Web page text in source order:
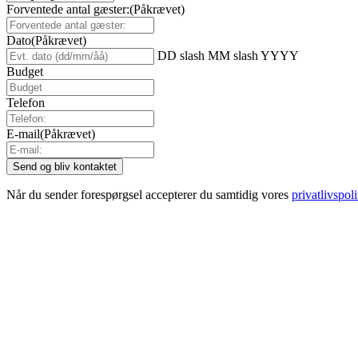
Forventede antal gæster:(Påkrævet)
Dato(Påkrævet)
DD slash MM slash YYYY
Budget
Telefon
E-mail(Påkrævet)
Når du sender forespørgsel accepterer du samtidig vores